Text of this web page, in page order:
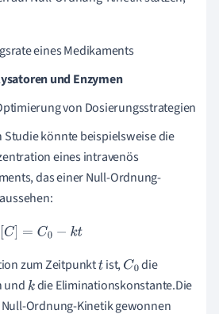
eines Medikaments
und Enzymen
von Dosierungsstrategien
Studie könnte beispielsweise die
eines intravenös
das einer Null-Ordnung-
C]= C0− kt
zum Zeitpunktt ist,C0 die
undkdie Eliminationskonstante.Die
Ordnung-Kinetik gewonnen